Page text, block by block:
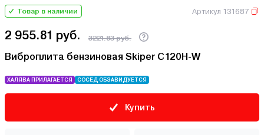
Товар в наличии Артикул 131687
2 955.81 руб. 3221.83 руб.
Виброплита бензиновая Skiper C120H-W
ХАЛЯВА ПРИЛАГАЕТСЯ СОСЕД ОБЗАВИДУЕТСЯ
Купить